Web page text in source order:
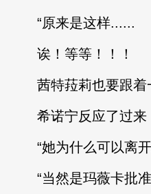
“原来是这样......
诶！等等！！！
茜特菈莉也要跟着
希诺宁反应了过来
“她为什么可以离开
“当然是玛薇卡批准